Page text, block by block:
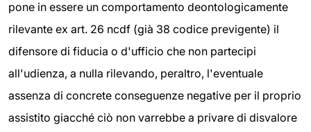
pone in essere un comportamento deontologicamente
rilevante ex art. 26 ncdf (già 38 codice previgente) il
difensore di fiducia o d'ufficio che non partecipi
all'udienza, a nulla rilevando, peraltro, l'eventuale
assenza di concrete conseguenze negative per il proprio
assistito giacché ciò non varrebbe a privare di disvalore